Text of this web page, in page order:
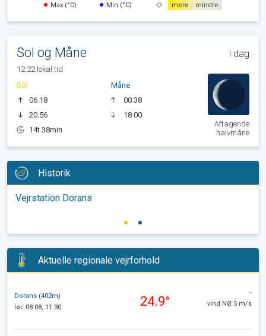
Max (°C) Min (°C) mere mindre
Sol og Måne i dag
12.22 lokal tid
Sol
06.18
20.56
14t 38min
Måne
00.38
18.00
Aftagende
halvmåne
Historik
Vejrstation Dorans
Aktuelle regionale vejrforhold
Dorans (402m)
lør. 08.08, 11.30
24.9°
-
vind NØ 5 m/s